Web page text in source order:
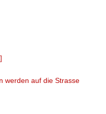
werden auf die Strasse